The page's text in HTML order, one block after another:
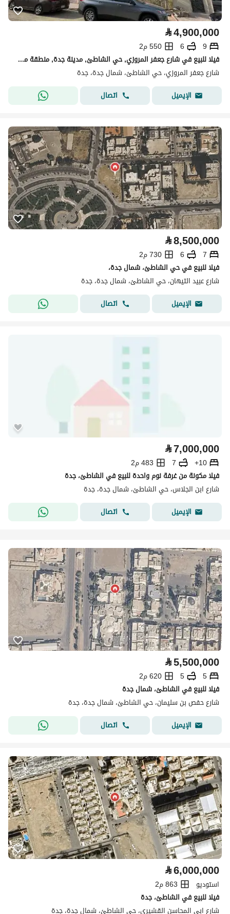
⃁4,900,000
9
6
550 م2
فيلا للبيع في شارع جعفر المروزي, حي الشاطئ, مدينة جدة, منطقة مكة المكرمة
شارع جعفر المروزي، حي الشاطئ، شمال جدة، جدة
الإيميل
اتصال
⃁8,500,000
7
6
730 م2
فيلا للبيع في حي الشاطئ، شمال جدة،
شارع عبيد التيهان، حي الشاطئ، شمال جدة، جدة
الإيميل
اتصال
⃁7,000,000
10+
7
483 م2
فيلا مكونة من غرفة نوم واحدة للبيع في الشاطئ، جدة
شارع ابن الجلاس، حي الشاطئ، شمال جدة، جدة
الإيميل
اتصال
⃁5,500,000
5
5
620 م2
فيلا للبيع في الشاطئ، شمال جدة
شارع حفص بن سليمان، حي الشاطئ، شمال جدة، جدة
الإيميل
اتصال
⃁6,000,000
استوديو
863 م2
فيلا للبيع في الشاطئ، جدة
شارع ابي المحاسن القشيري، حي الشاطئ، شمال جدة، جدة